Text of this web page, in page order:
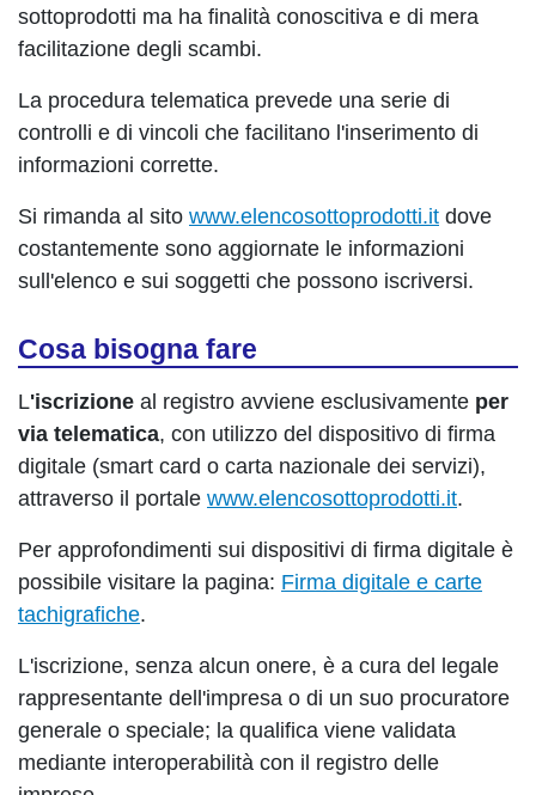
sottoprodotti ma ha finalità conoscitiva e di mera
facilitazione degli scambi.
La procedura telematica prevede una serie di
controlli e di vincoli che facilitano l'inserimento di
informazioni corrette.
Si rimanda al sito www.elencosottoprodotti.it dove
costantemente sono aggiornate le informazioni
sull'elenco e sui soggetti che possono iscriversi.
Cosa bisogna fare
L'iscrizione al registro avviene esclusivamente per
via telematica, con utilizzo del dispositivo di firma
digitale (smart card o carta nazionale dei servizi),
attraverso il portale www.elencosottoprodotti.it.
Per approfondimenti sui dispositivi di firma digitale è
possibile visitare la pagina: Firma digitale e carte
tachigrafiche.
L'iscrizione, senza alcun onere, è a cura del legale
rappresentante dell'impresa o di un suo procuratore
generale o speciale; la qualifica viene validata
mediante interoperabilità con il registro delle